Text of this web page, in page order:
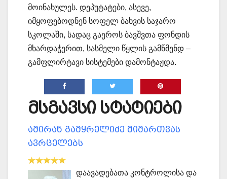
მოინახულეს. დეპუტატები, ასევე,
იმყოფებოდნენ სოფელ ბახვის საჯარო
სკოლაში, სადაც გაეროს ბავშვთა ფონდის
მხარდაჭერით, სასმელი წყლის გამწმენდ –
გამფლირტავი სისტემები დამონტაჟდა.
მსგავსი სტატიები
ამირან გამყრელიძე მიმართვას
ავრცელებს
დაავადებათა კონტროლისა და